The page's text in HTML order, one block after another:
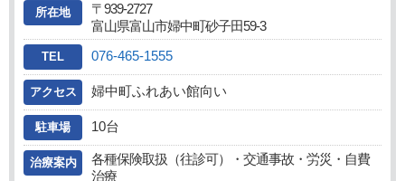
所在地
〒939-2727
富山県富山市婦中町砂子田59-3
TEL 076-465-1555
アクセス 婦中町ふれあい館向い
駐車場 10台
治療案内
各種保険取扱（往診可）・交通事故・労災・自費
治療